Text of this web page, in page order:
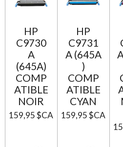
HP
C9730
A
(645A)
COMP
ATIBLE
NOIR
159,95 $CA
HP
C9731
A (645A
)
COMP
ATIBLE
CYAN
159,95 $CA